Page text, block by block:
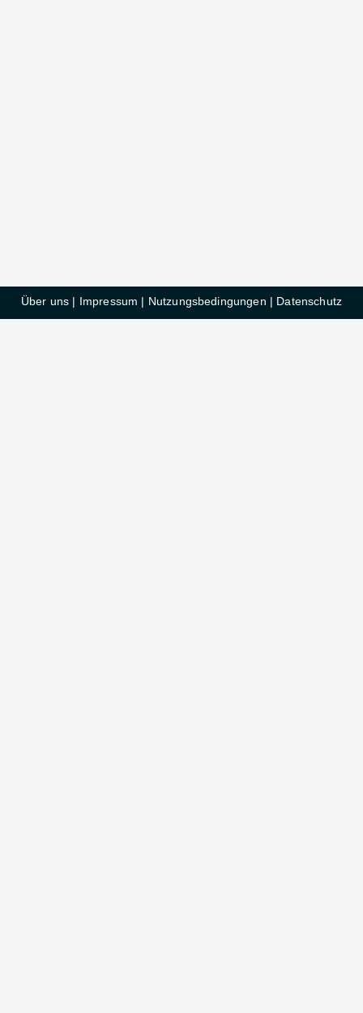
Über uns | Impressum | Nutzungsbedingungen | Datenschutz